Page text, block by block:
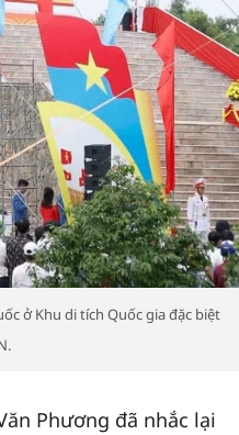
ở Khu di tích Quốc gia đặc biệt
Phương đã nhắc lại